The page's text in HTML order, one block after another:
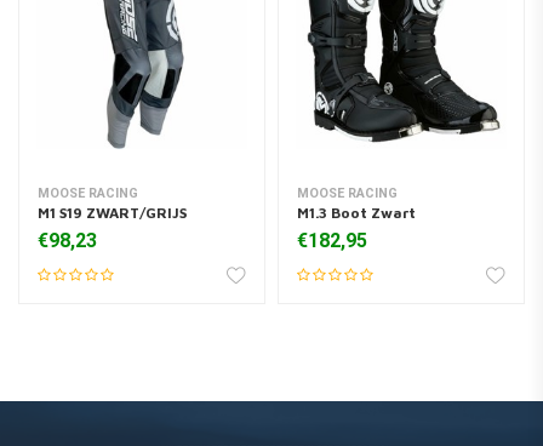
MOOSE RACING
M1 S19 ZWART/GRIJS
€98,23
MOOSE RACING
M1.3 Boot Zwart
€182,95